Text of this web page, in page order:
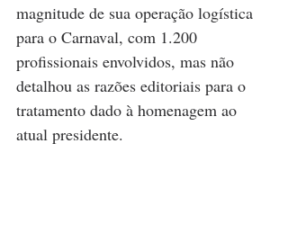
magnitude de sua operação logística
para o Carnaval, com 1.200
profissionais envolvidos, mas não
detalhou as razões editoriais para o
tratamento dado à homenagem ao
atual presidente.